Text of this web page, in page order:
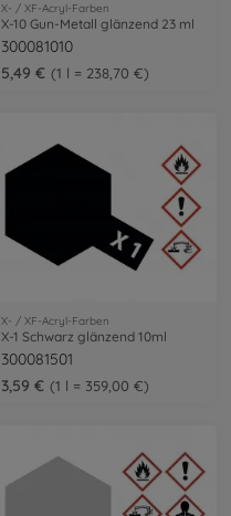
X- / XF-Acryl-Farben
X-10 Gun-Metall glänzend 23 ml
300081010
5,49 €
1 l = 238,70 €
X- / XF-Acryl-Farben
X-1 Schwarz glänzend 10ml
300081501
3,59 €
1 l = 359,00 €